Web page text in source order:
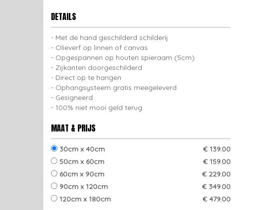
DETAILS
Met de hand geschilderd schilderij
Olieverf op linnen of canvas
Opgespannen op houten spieraam (5cm)
Zijkanten doorgeschilderd
Direct op te hangen
Ophangsysteem gratis meegeleverd
Gesigneerd
100% niet mooi geld terug
MAAT & PRIJS
30cm x 40cm
€ 139.00
50cm x 60cm
€ 159.00
60cm x 90cm
€ 229.00
90cm x 120cm
€ 349.00
120cm x 180cm
€ 479.00